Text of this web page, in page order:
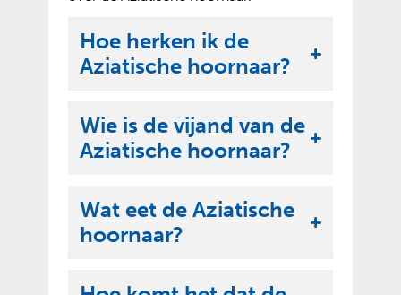
Hoe herken ik de
Aziatische hoornaar?
U
t
k
l
p
p
Wie is de vijand van de
Aziatische hoornaar?
U
t
k
l
Wat eet de Aziatische
hoornaar?
U
t